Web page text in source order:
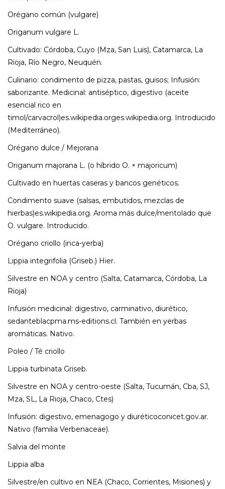
Orégano común (vulgare)
Origanum vulgare L.
Cultivado: Córdoba, Cuyo (Mza, San Luis), Catamarca, La
Rioja, Río Negro, Neuquén.
Culinario: condimento de pizza, pastas, guisos; Infusión:
saborizante. Medicinal: antiséptico, digestivo (aceite
esencial rico en
timol/carvacrol)es.wikipedia.orges.wikipedia.org. Introducido
(Mediterráneo).
Orégano dulce / Mejorana
Origanum majorana L. (o híbrido O. × majoricum)
Cultivado en huertas caseras y bancos genéticos.
Condimento suave (salsas, embutidos, mezclas de
hierbas)es.wikipedia.org. Aroma más dulce/mentolado que
O. vulgare. Introducido.
Orégano criollo (inca-yerba)
Lippia integrifolia (Griseb.) Hier.
Silvestre en NOA y centro (Salta, Catamarca, Córdoba, La
Rioja)
Infusión medicinal: digestivo, carminativo, diurético,
sedanteblacpma.ms-editions.cl. También en yerbas
aromáticas. Nativo.
Poleo / Té criollo
Lippia turbinata Griseb.
Silvestre en NOA y centro-oeste (Salta, Tucumán, Cba, SJ,
Mza, SL, La Rioja, Chaco, Ctes)
Infusión: digestivo, emenagogo y diuréticoconicet.gov.ar.
Nativo (familia Verbenaceae).
Salvia del monte
Lippia alba
Silvestre/en cultivo en NEA (Chaco, Corrientes, Misiones) y